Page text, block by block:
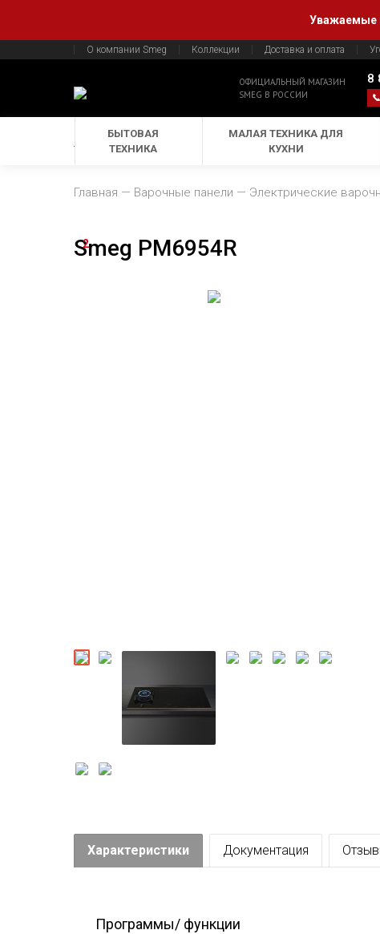
Уважаемые
О компании Smeg Коллекции Доставка и оплата
ОФИЦИАЛЬНЫЙ МАГАЗИН
SMEG В РОССИИ
8
БЫТОВАЯ
ТЕХНИКА
МАЛАЯ ТЕХНИКА ДЛЯ
КУХНИ
Главная Варочные панели Электрические
Smeg PM6954R
2
Характеристики Документация
Программы/ функции